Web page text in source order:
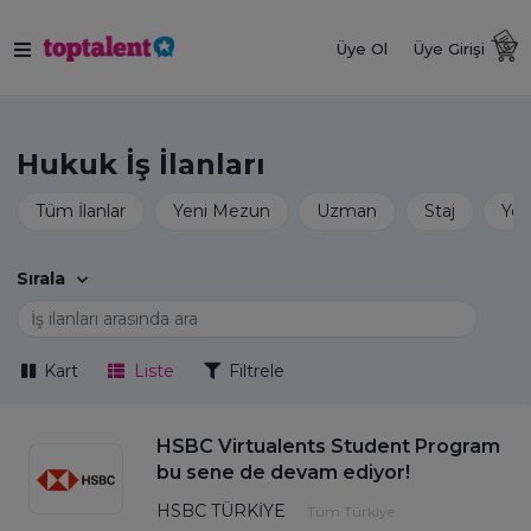
Üye Ol Üye Girişi
Hukuk İş İlanları
Sırala
Kart Liste Filtrele
HSBC Virtualents Student Program
bu sene de devam ediyor!
HSBC TÜRKİYE Tüm Türkiye